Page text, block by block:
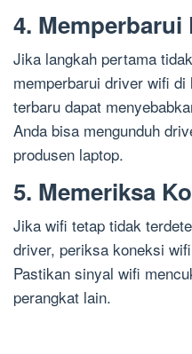
4. Memperbarui
Jika langkah pertama
memperbarui driver wifi
terbaru dapat
Anda bisa mengunduh
produsen laptop.
5. Memeriksa
Jika wifi tetap tidak
driver, periksa koneksi
Pastikan sinyal wifi
perangkat lain.